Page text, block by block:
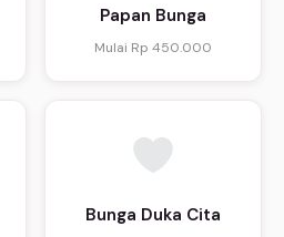
Papan Bunga
Mulai Rp 450.000
Bunga Duka Cita